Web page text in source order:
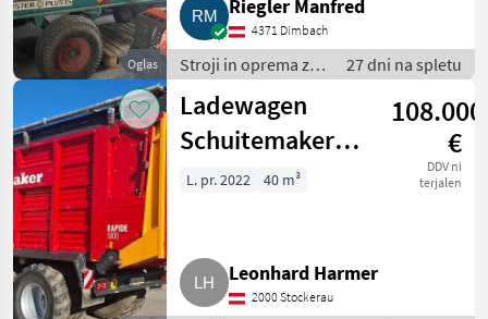
Oglas
Riegler Manfred
4371 Dimbach
Stroji in oprema za
žetev in spravilo /
Nakladalna
prikolica
27 dni na spletu
Ladewagen
Schuitemaker
Rapide 5800 S
108.000
€
DDV ni
terjalen
L. pr. 2022 40 m³
Leonhard Harmer
2000 Stockerau